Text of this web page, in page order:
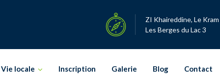
ZI Khaireddine, Le Kram
Les Berges du Lac 3
Vie locale Inscription Galerie Blog Contact